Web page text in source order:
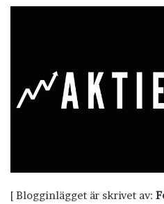
[ Blogginlägget är skrivet av: